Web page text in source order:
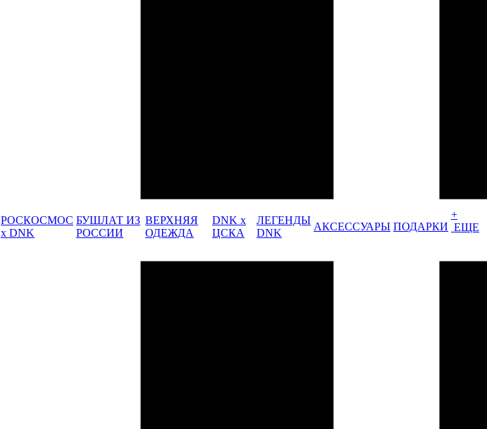
РОСКОСМОС
x DNK
БУШЛАТ ИЗ
РОССИИ
ВЕРХНЯЯ
ОДЕЖДА
DNK x
ЦСКА
ЛЕГЕНДЫ
DNK
АКСЕССУАРЫ ПОДАРКИ
+
ЕЩЕ